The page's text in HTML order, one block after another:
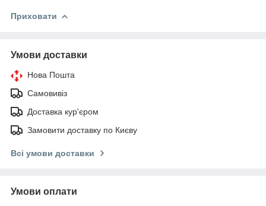
Приховати
Умови доставки
Нова Пошта
Самовивіз
Доставка кур'єром
Замовити доставку по Києву
Всі умови доставки
Умови оплати